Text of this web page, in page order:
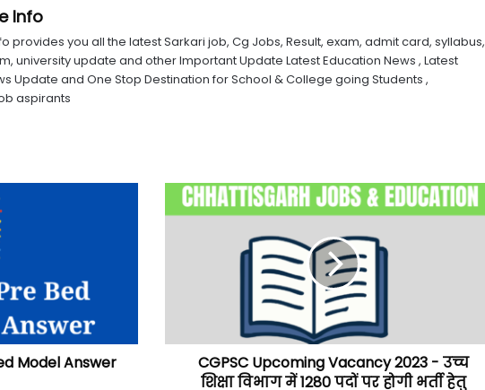
Info
provides you all the latest Sarkari job, Cg Jobs, Result, exam, admit card, syllabus,
university update and other Important Update Latest Education News , Latest
Update and One Stop Destination for School & College going Students ,
aspirants
Model Answer
CGPSC Upcoming Vacancy 2023 - उच्च
शिक्षा विभाग में 1280 पदों पर होगी भर्ती हेतु